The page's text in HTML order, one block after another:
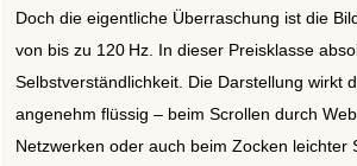
Doch die eigentliche Überraschung ist die
von bis zu 120 Hz. In dieser Preisklasse
Selbstverständlichkeit. Die Darstellung wirkt
angenehm flüssig – beim Scrollen durch
Netzwerken oder auch beim Zocken leichter